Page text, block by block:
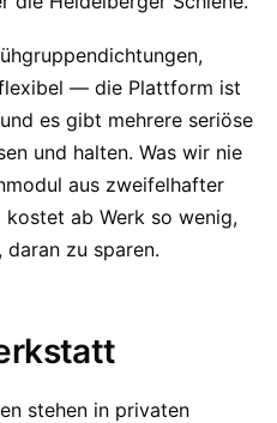
— die Plattform ist
es gibt mehrere seriöse
und halten. Was wir nie
aus zweifelhafter
kostet ab Werk so wenig,
zu sparen.
stehen in privaten